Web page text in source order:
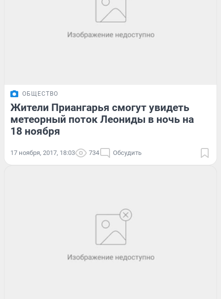
ОБЩЕСТВО
Жители Приангарья смогут увидеть
метеорный поток Леониды в ночь на
18 ноября
17 ноября, 2017, 18:03 734 Обсудить